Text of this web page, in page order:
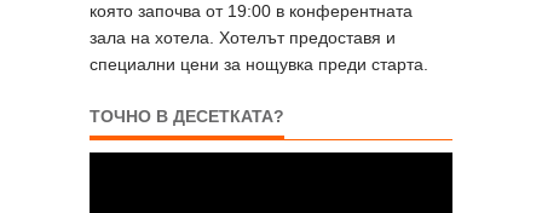
която започва от 19:00 в конферентната
зала на хотела. Хотелът предоставя и
специални цени за нощувка преди старта.
ТОЧНО В ДЕСЕТКАТА?